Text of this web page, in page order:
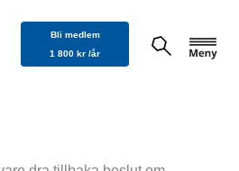
Bli medlem
1 800 kr /år